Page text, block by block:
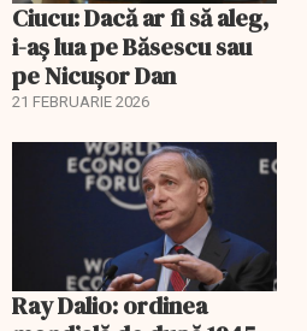
Ciucu: Dacă ar fi să aleg,
i-aș lua pe Băsescu sau
pe Nicușor Dan
21 FEBRUARIE 2026
Ray Dalio: ordinea